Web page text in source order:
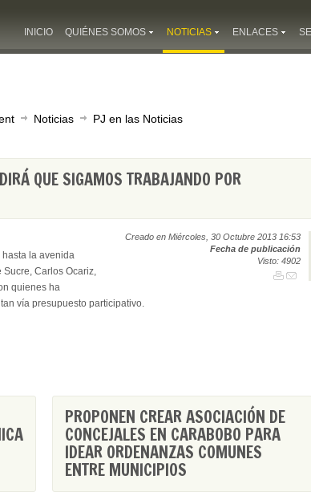
INICIO QUIÉNES SOMOS NOTICIAS ENLACES
Noticias PJ en las Noticias
QUE SIGAMOS TRABAJANDO POR
Creado en Miércoles, 30 Octubre 2013 16:53
Fecha de publicación
Visto: 4902
la avenida
Carlos Ocariz,
quienes ha
vía presupuesto participativo.
PROPONEN CREAR ASOCIACIÓN DE
CONCEJALES EN CARABOBO PARA
IDEAR ORDENANZAS COMUNES
ENTRE MUNICIPIOS